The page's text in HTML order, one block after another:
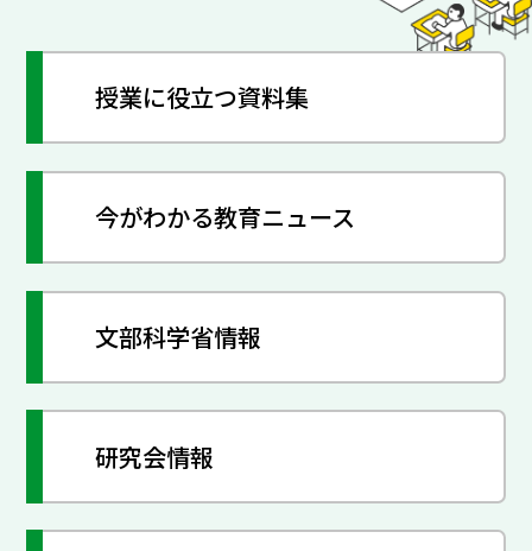
授業に役立つ資料集
今がわかる教育ニュース
文部科学省情報
研究会情報